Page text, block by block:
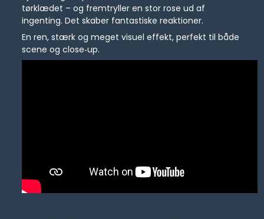
tørklædet – og fremtryller en stor rose ud af
ingenting. Det skaber fantastiske reaktioner.
En ren, stærk og meget visuel effekt, perfekt til både
scene og close‑up.